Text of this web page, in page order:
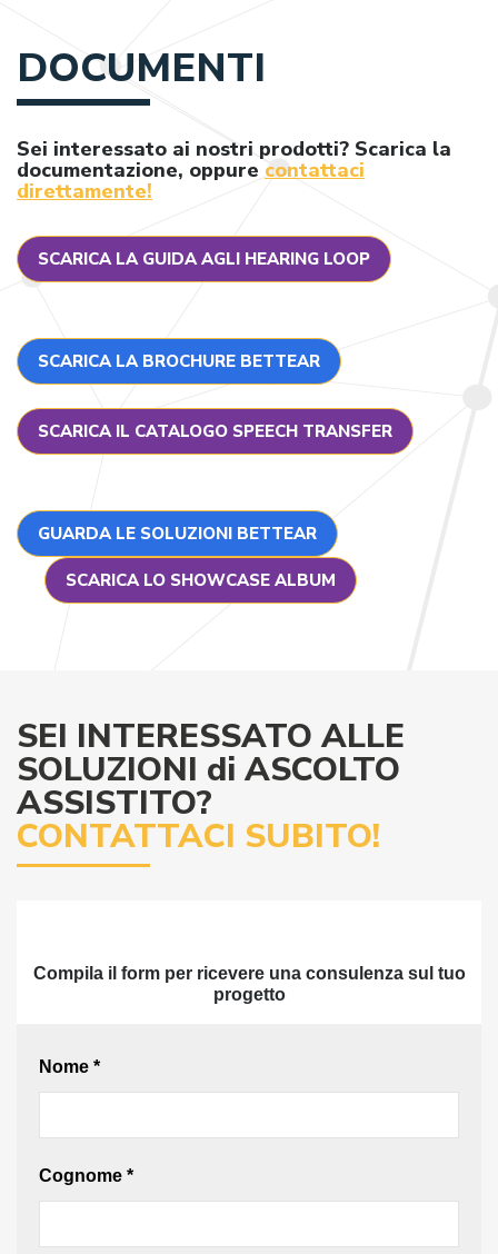
DOCUMENTI
Sei interessato ai nostri prodotti? Scarica la
documentazione, oppure contattaci
direttamente!
SCARICA LA GUIDA AGLI HEARING LOOP
SCARICA LA BROCHURE BETTEAR
SCARICA IL CATALOGO SPEECH TRANSFER
GUARDA LE SOLUZIONI BETTEAR
SCARICA LO SHOWCASE ALBUM
SEI INTERESSATO ALLE
SOLUZIONI di ASCOLTO
ASSISTITO?
CONTATTACI SUBITO!